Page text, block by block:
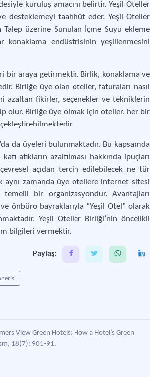
kuruluş amacını belirtir. Yeşil Oteller
desteklemeyi taahhüt eder. Yeşil Oteller
Talep üzerine Sunulan İçme Suyu ekleme
konaklama endüstrisinin yeşillenmesini
bir araya getirmektir. Birlik, konaklama ve
Birliğe üye olan oteller, faturaları nasıl
azaltan fikirler, seçenekler ve tekniklerin
olur. Birliğe üye olmak için oteller, her bir
da üyeleri bulunmaktadır. Bu kapsamda
atıkların azaltılması hakkında ipuçları
açıdan tercih edilebilecek ne tür
aynı zamanda üye otellere internet sitesi
bir organizasyondur. Avantajları
önbüro bayraklarıyla “Yeşil Otel” olarak
Yeşil Oteller Birliği’nin öncelikli
bilgileri vermektir.
Paylaş:
View Green Hotels: How a Hotel’s Green
18(7): 901-91.